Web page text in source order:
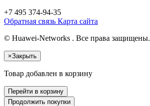
+7 495 374-94-35
Обратная связь Карта сайта
© Huawei-Networks . Все права защищены.
×Закрыть
Товар добавлен в корзину
Перейти в корзину
Продолжить покупки